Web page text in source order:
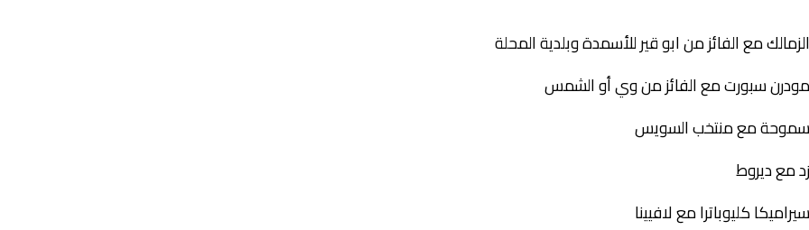
الزمالك مع الفائز من ابو قير للأسمدة وبلدية المحلة
مودرن سبورت مع الفائز من وي أو الشمس
سموحة مع منتخب السويس
زد مع ديروط
سيراميكا كليوباترا مع لافيينا